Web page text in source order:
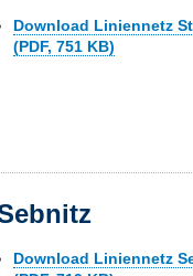
Download Liniennetz
(PDF, 751 KB)
Download Liniennetz